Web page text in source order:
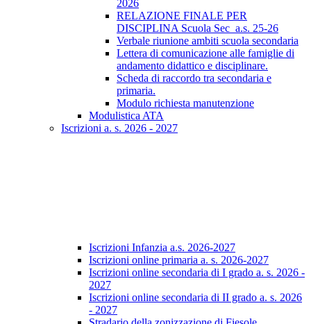
2026
RELAZIONE FINALE PER
DISCIPLINA Scuola Sec_a.s. 25-26
Verbale riunione ambiti scuola secondaria
Lettera di comunicazione alle famiglie di
andamento didattico e disciplinare.
Scheda di raccordo tra secondaria e
primaria.
Modulo richiesta manutenzione
Modulistica ATA
Iscrizioni a. s. 2026 - 2027
Iscrizioni Infanzia a.s. 2026-2027
Iscrizioni online primaria a. s. 2026-2027
Iscrizioni online secondaria di I grado a. s. 2026 -
2027
Iscrizioni online secondaria di II grado a. s. 2026
- 2027